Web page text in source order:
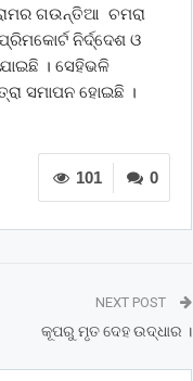
ଗଉନ୍ତିଆ ଚମରା
ନିର୍ଦ୍ଦେଶ ଓ
। ସେହିଭଳି
ସମାପନ ହୋଇଛି ।
0
101
NEXT POST
କୂପରୁ ମୃତ ଦେହ ଉଦ୍ଧାର ।